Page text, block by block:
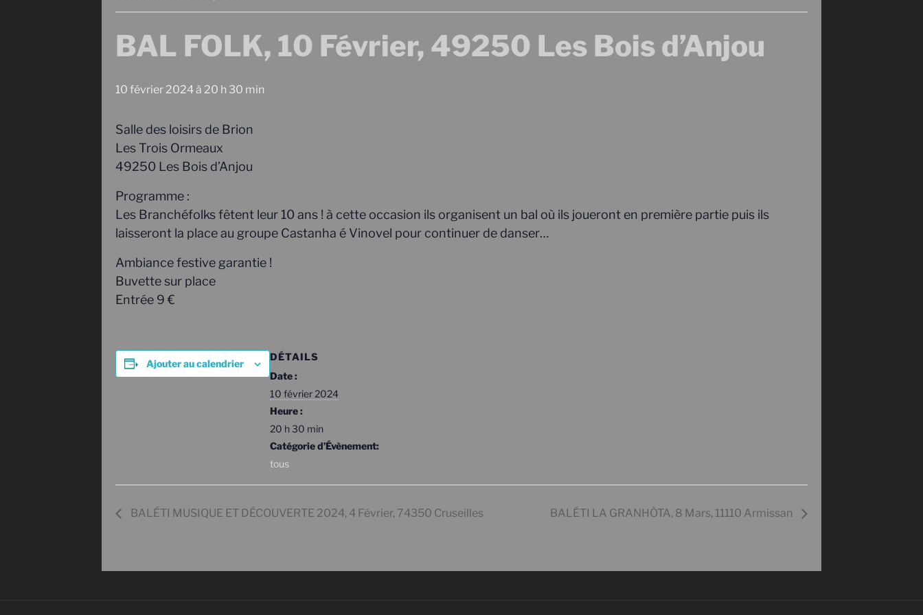
BAL FOLK, 10 Février, 49250 Les Bois d’Anjou
10 février 2024 à 20 h 30 min
Salle des loisirs de Brion
Les Trois Ormeaux
49250 Les Bois d’Anjou
Programme :
Les Branchéfolks fêtent leur 10 ans ! à cette occasion ils organisent un bal où ils joueront en première partie puis ils
laisseront la place au groupe Castanha é Vinovel pour continuer de danser…
Ambiance festive garantie !
Buvette sur place
Entrée 9 €
Ajouter au calendrier
DÉTAILS
Date :
10 février 2024
Heure :
20 h 30 min
Catégorie d’Évènement:
tous
BALÉTI MUSIQUE ET DÉCOUVERTE 2024, 4 Février, 74350 Cruseilles BALÉTI LA GRANHÒTA, 8 Mars, 11110 Armissan